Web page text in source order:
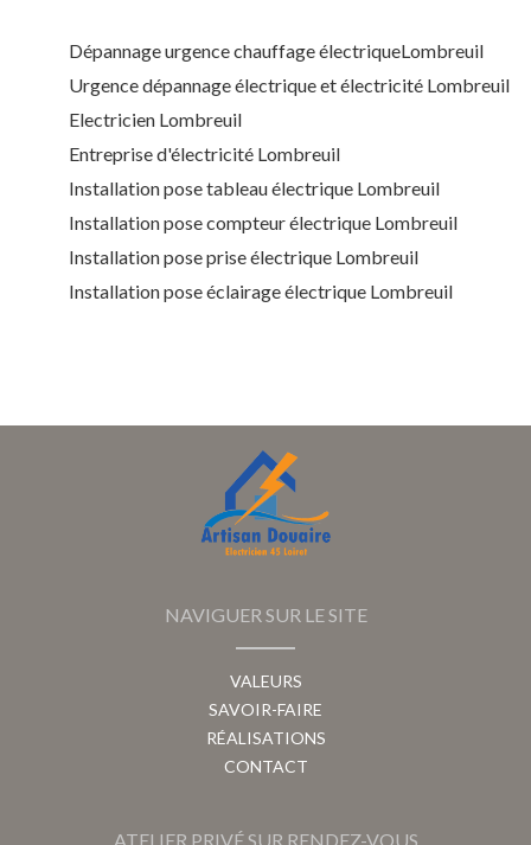
Dépannage urgence chauffage électriqueLombreuil
Urgence dépannage électrique et électricité Lombreuil
Electricien Lombreuil
Entreprise d'électricité Lombreuil
Installation pose tableau électrique Lombreuil
Installation pose compteur électrique Lombreuil
Installation pose prise électrique Lombreuil
Installation pose éclairage électrique Lombreuil
NAVIGUER SUR LE SITE
VALEURS
SAVOIR-FAIRE
RÉALISATIONS
CONTACT
ATELIER PRIVÉ SUR RENDEZ-VOUS